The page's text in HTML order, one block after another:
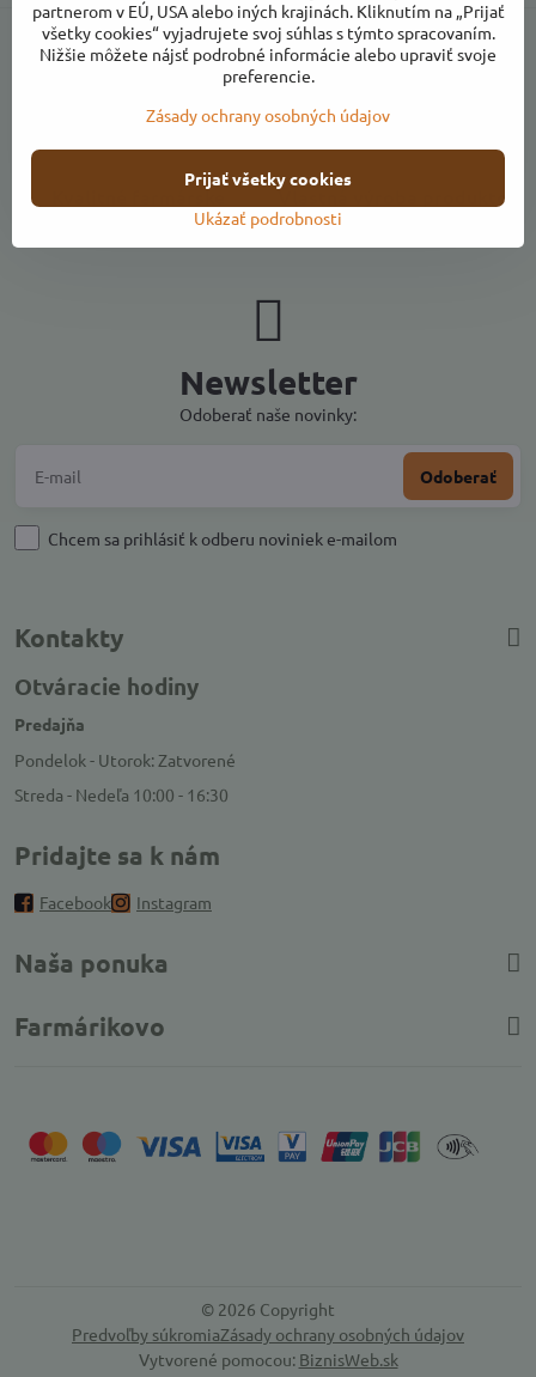
Kvalitné farmárske
Vlastná výroba produktov
Newsletter
Odoberať naše novinky:
Odoberať
Chcem sa prihlásiť k odberu noviniek e-mailom
Kontakty
Otváracie hodiny
Predajňa
Pondelok - Utorok: Zatvorené
Streda - Nedeľa 10:00 - 16:30
Pridajte sa k nám
Facebook Instagram
Naša ponuka
Farmárikovo
© 2026 Copyright
Predvoľby súkromiaZásady ochrany osobných údajov
Vytvorené pomocou: BiznisWeb.sk
partnerom v EÚ, USA alebo iných krajinách. Kliknutím na „Prijať
všetky cookies“ vyjadrujete svoj súhlas s týmto spracovaním.
Nižšie môžete nájsť podrobné informácie alebo upraviť svoje
preferencie.
Zásady ochrany osobných údajov
Ukázať podrobnosti
Prijať všetky cookies